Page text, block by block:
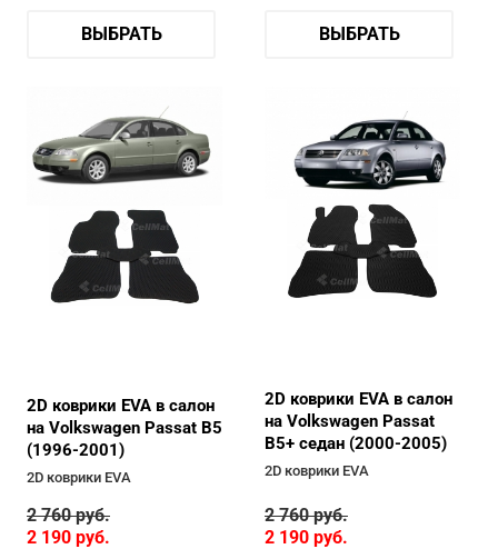
ВЫБРАТЬ ВЫБРАТЬ
2D коврики EVA в салон
на Volkswagen Passat B5
(1996-2001)
2D коврики EVA
2 760руб.
2 190 руб.
2D коврики EVA в салон
на Volkswagen Passat
B5+ седан (2000-2005)
2D коврики EVA
2 760руб.
2 190 руб.